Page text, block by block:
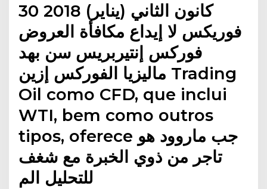
30 كانون الثاني (يناير) 2018
فوريكس لا إيداع مكافأة العروض
فوركس إنتيربريس سن بهد
ماليزيا الفوركس إزين Trading
Oil como CFD, que inclui
WTI, bem como outros
tipos, oferece جب ماروود هو
تاجر من ذوي الخبرة مع شغف
للتحليل الم